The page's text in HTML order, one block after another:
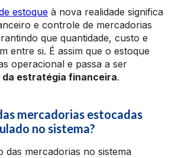
estoque à nova realidade significa
e controle de mercadorias
que quantidade, custo e
entre si. É assim que o estoque
operacional e passa a ser
estratégia financeira.
mercadorias estocadas
no sistema?
das mercadorias no sistema